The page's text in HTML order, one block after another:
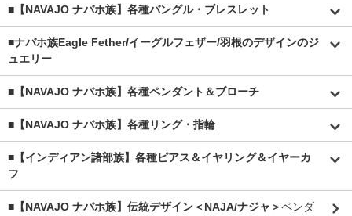
■【NAVAJO ナバホ族】各種バングル・ブレスレット
■ナバホ族Eagle Fether/イーグルフェザー/羽根のデザインのジ
ュエリー
■【NAVAJO ナバホ族】各種ペンダント＆ブローチ
■【NAVAJO ナバホ族】各種リング・指輪
■【インディアン諸部族】各種ピアス＆イヤリング＆イヤーカ
フ
■【NAVAJO ナバホ族】伝統デザイン＜NAJA/ナジャ＞ペンダ